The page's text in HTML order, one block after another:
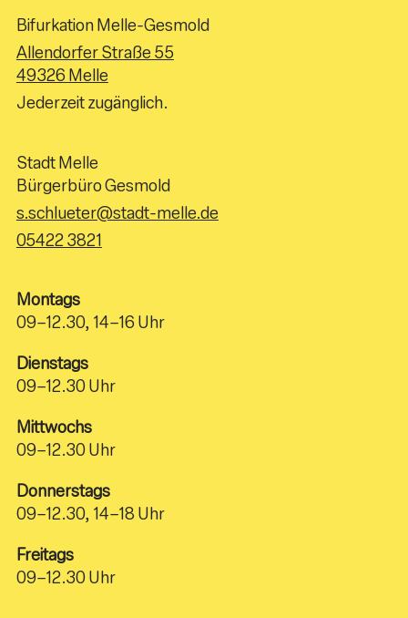
Bifurkation Melle-Gesmold
Allendorfer Straße 55
49326 Melle
Jederzeit zugänglich.
Stadt Melle
Bürgerbüro Gesmold
s.schlueter@stadt-melle.de
05422 3821
Montags
09–12.30, 14–16 Uhr
Dienstags
09–12.30 Uhr
Mittwochs
09–12.30 Uhr
Donnerstags
09–12.30, 14–18 Uhr
Freitags
09–12.30 Uhr